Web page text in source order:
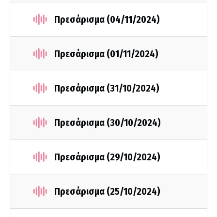
Πρεσάρισμα (04/11/2024)
Πρεσάρισμα (01/11/2024)
Πρεσάρισμα (31/10/2024)
Πρεσάρισμα (30/10/2024)
Πρεσάρισμα (29/10/2024)
Πρεσάρισμα (25/10/2024)